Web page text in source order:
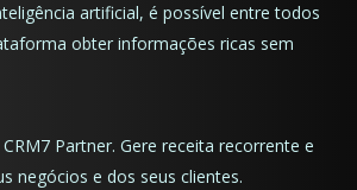
artificial, é possível entre todos
obter informações ricas sem
Partner. Gere receita recorrente e
negócios e dos seus clientes.